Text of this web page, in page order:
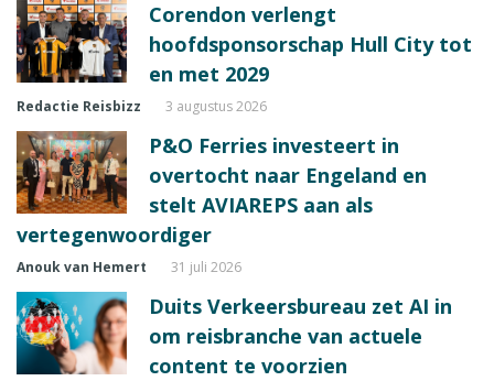
Corendon verlengt
hoofdsponsorschap Hull City tot
en met 2029
Redactie Reisbizz 3 augustus 2026
P&O Ferries investeert in
overtocht naar Engeland en
stelt AVIAREPS aan als
vertegenwoordiger
Anouk van Hemert 31 juli 2026
Duits Verkeersbureau zet AI in
om reisbranche van actuele
content te voorzien